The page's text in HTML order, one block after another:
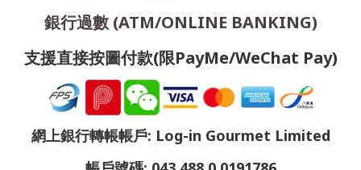
銀行過數 (ATM/ONLINE BANKING)
支援直接按圖付款(限PayMe/WeChat Pay)
網上銀行轉帳帳戶: Log-in Gourmet Limited